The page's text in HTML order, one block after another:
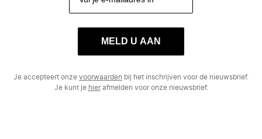
MELD U AAN
Je accepteert onze voorwaarden bij het inschrijven voor de nieuwsbrief.
Je kunt je hierafmelden voor onze nieuwsbrief.